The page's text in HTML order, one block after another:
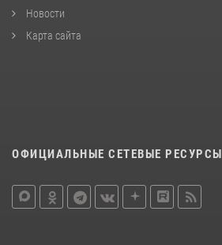
Новости
Карта сайта
ОФИЦИАЛЬНЫЕ СЕТЕВЫЕ РЕСУРСЫ